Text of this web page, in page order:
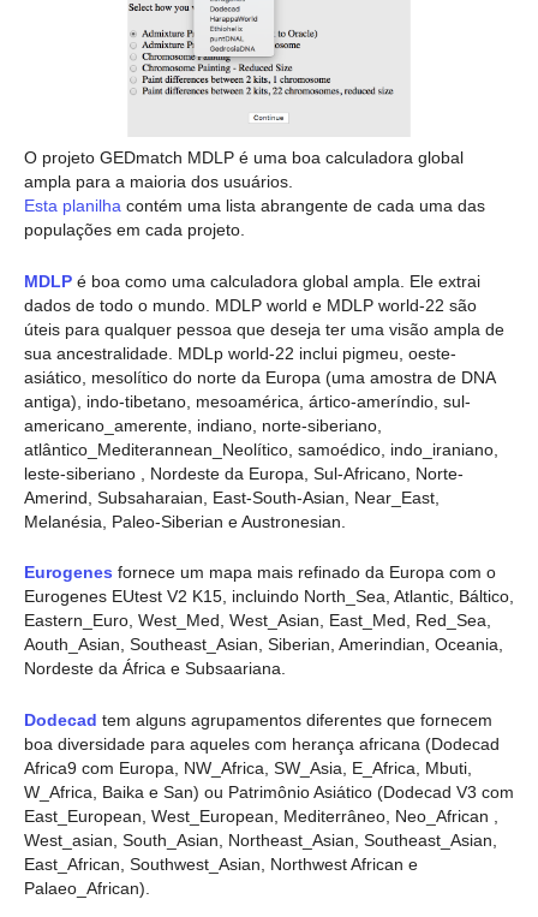
O projeto GEDmatch MDLP é uma boa calculadora global
ampla para a maioria dos usuários.
Esta planilha contém uma lista abrangente de cada uma das
populações em cada projeto.
MDLP é boa como uma calculadora global ampla. Ele extrai
dados de todo o mundo. MDLP world e MDLP world-22 são
úteis para qualquer pessoa que deseja ter uma visão ampla de
sua ancestralidade. MDLp world-22 inclui pigmeu, oeste-
asiático, mesolítico do norte da Europa (uma amostra de DNA
antiga), indo-tibetano, mesoamérica, ártico-ameríndio, sul-
americano_amerente, indiano, norte-siberiano,
atlântico_Mediterannean_Neolítico, samoédico, indo_iraniano,
leste-siberiano , Nordeste da Europa, Sul-Africano, Norte-
Amerind, Subsaharaian, East-South-Asian, Near_East,
Melanésia, Paleo-Siberian e Austronesian.
Eurogenes fornece um mapa mais refinado da Europa com o
Eurogenes EUtest V2 K15, incluindo North_Sea, Atlantic, Báltico,
Eastern_Euro, West_Med, West_Asian, East_Med, Red_Sea,
Aouth_Asian, Southeast_Asian, Siberian, Amerindian, Oceania,
Nordeste da África e Subsaariana.
Dodecad tem alguns agrupamentos diferentes que fornecem
boa diversidade para aqueles com herança africana (Dodecad
Africa9 com Europa, NW_Africa, SW_Asia, E_Africa, Mbuti,
W_Africa, Baika e San) ou Patrimônio Asiático (Dodecad V3 com
East_European, West_European, Mediterrâneo, Neo_African ,
West_asian, South_Asian, Northeast_Asian, Southeast_Asian,
East_African, Southwest_Asian, Northwest African e
Palaeo_African).